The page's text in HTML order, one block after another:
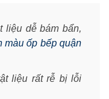
liệu dễ bám bẩn,
màu ốp bếp quận
liệu rất rễ bị lỗi